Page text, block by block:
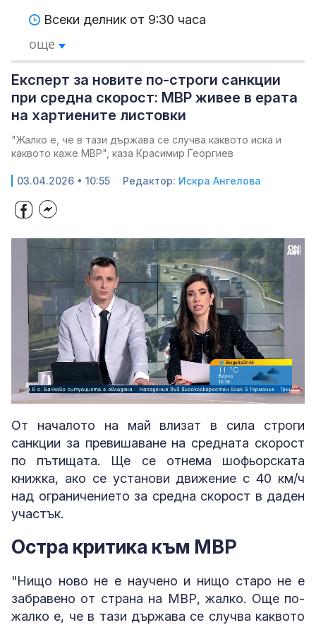
Всеки делник от 9:30 часа
още
Експерт за новите по-строги санкции
при средна скорост: МВР живее в ерата
на хартиените листовки
"Жалко е, че в тази държава се случва каквото иска и
каквото каже МВР", каза Красимир Георгиев
03.04.2026 • 10:55 Редактор: Искра Ангелова
Unmute Loaded:
От началото на май влизат в сила строги
санкции за превишаване на средната скорост
по пътищата. Ще се отнема шофьорската
книжка, ако се установи движение с 40 км/ч
над ограничението за средна скорост в даден
участък.
Остра критика към МВР
"Нищо ново не е научено и нищо старо не е
забравено от страна на МВР, жалко. Още по-
жалко е, че в тази държава се случва каквото